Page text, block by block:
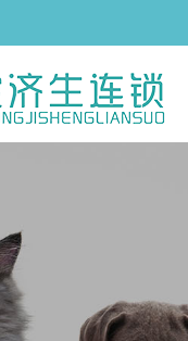
小动物中兽医针灸门诊
小动物超声科门诊